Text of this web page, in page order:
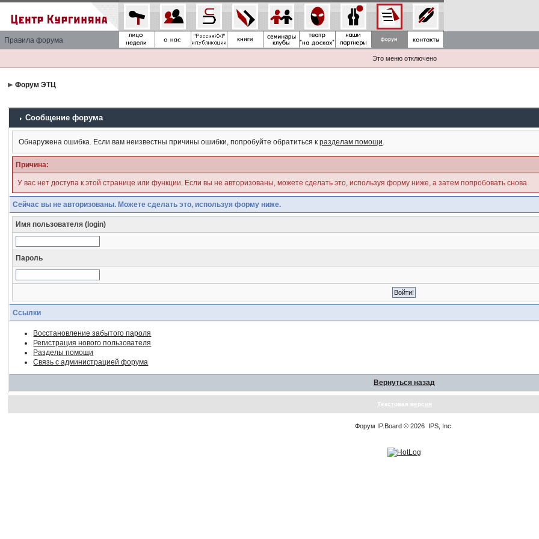
Правила форума
Это меню отключено
Форум ЭТЦ
Сообщение форума
Обнаружена ошибка. Если вам неизвестны причины ошибки, попробуйте обратиться кразделам помощи.
Причина:
У вас нет доступа к этой странице или функции. Если вы не авторизованы, можете сделать это, используя форму ниже, а затем попробовать снова.
Сейчас вы не авторизованы. Можете сделать это, используя форму ниже.
Имя пользователя (login)
Пароль
Ссылки
Восстановление забытого пароля
Регистрация нового пользователя
Разделы помощи
Связь с администрацией форума
Вернуться назад
Текстовая версия
Форум IP.Board © 2026 IPS, Inc